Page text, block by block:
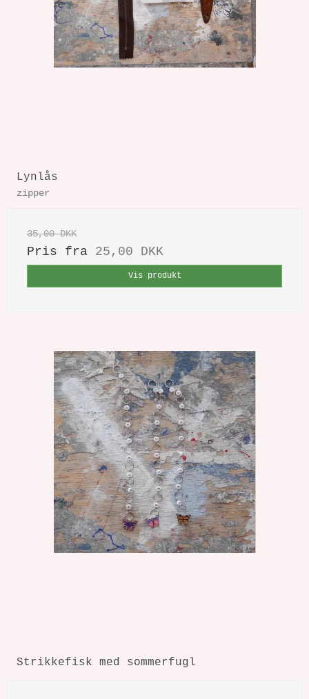
Lynlås
zipper
35,00 DKK
Pris fra 25,00 DKK
Vis produkt
Strikkefisk med sommerfugl